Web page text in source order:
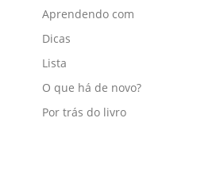
Aprendendo com
Dicas
Lista
O que há de novo?
Por trás do livro